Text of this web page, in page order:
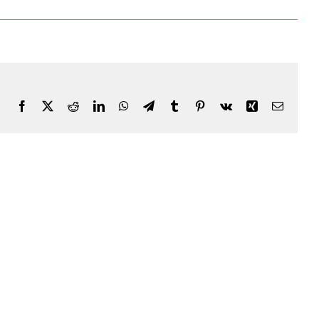
Facebook RedditLinkedInWhatsApp
TelegramTumblr Pinterest
Vk Xing E-